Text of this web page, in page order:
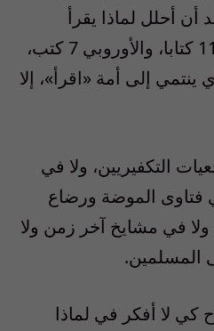
أن أحلل لماذا يقرأ
الأميركي سنويا حوالي 11 كتابا، والأوروبي 7 كتب،
ينتمي إلى أمة «اقرأ»، إلا
التكفيريين، ولا في
فتاوى الموضة ورضاع
ولا في مشايخ آخر زمن ولا
المسلمين.
كي لا أفكر في لماذا